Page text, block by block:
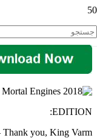
EDITION:
you, King Varm 🙂